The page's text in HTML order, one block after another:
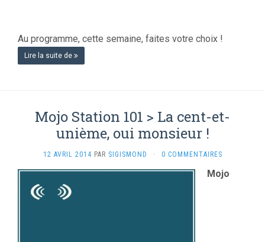
Au programme, cette semaine, faites votre choix !
Lire la suite de
Mojo Station 101 > La cent-et-
unième, oui monsieur !
12 AVRIL 2014 PAR SIGISMOND · 0 COMMENTAIRES
Mojo